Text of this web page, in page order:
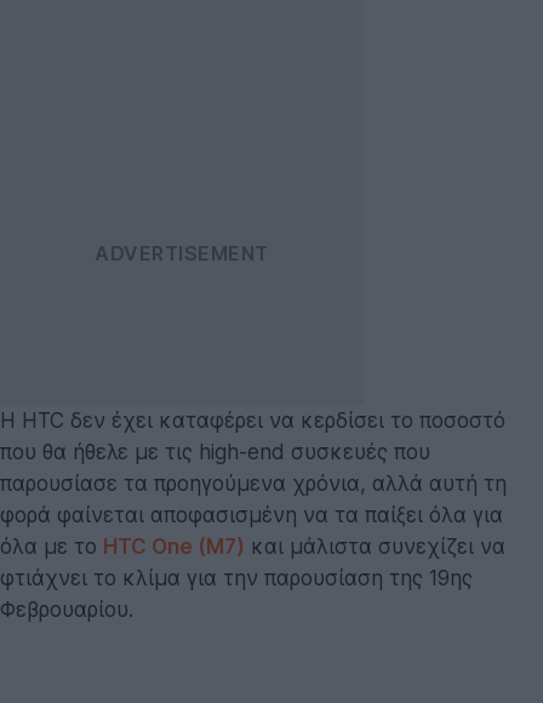
Η HTC δεν έχει καταφέρει να κερδίσει το ποσοστό
που θα ήθελε με τις high-end συσκευές που
παρουσίασε τα προηγούμενα χρόνια, αλλά αυτή τη
φορά φαίνεται αποφασισμένη να τα παίξει όλα για
όλα με το HTC One (M7) και μάλιστα συνεχίζει να
φτιάχνει το κλίμα για την παρουσίαση της 19ης
Φεβρουαρίου.